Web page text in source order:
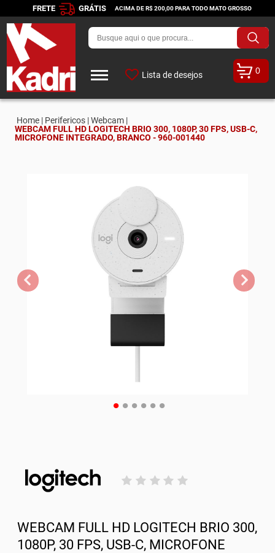
FRETE GRÁTIS ACIMA DE R$ 200,00 PARA TODO MATO GROSSO
Lista de desejos 0
Home | Perifericos |Webcam |
WEBCAM FULL HD LOGITECH BRIO 300, 1080P, 30 FPS, USB-C,
MICROFONE INTEGRADO, BRANCO - 960-001440
WEBCAM FULL HD LOGITECH BRIO 300,
1080P, 30 FPS, USB-C, MICROFONE